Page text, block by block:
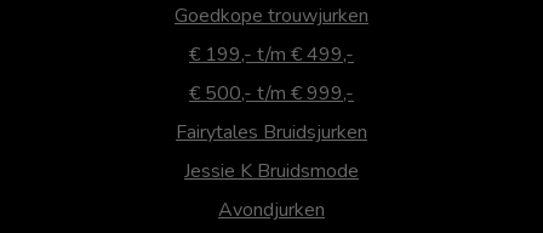
Goedkope trouwjurken
€ 199,- t/m € 499,-
€ 500,- t/m € 999,-
Fairytales Bruidsjurken
Jessie K Bruidsmode
Avondjurken